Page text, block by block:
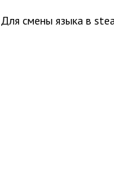
Для смены языка в